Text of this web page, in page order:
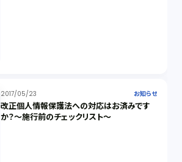
2017/05/23 お知らせ
改正個人情報保護法への対応はお済みです
か？～施行前のチェックリスト～